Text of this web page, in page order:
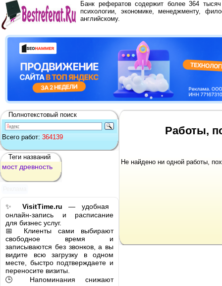
Банк рефератов содержит более 364
психологии, экономике, менеджменту,
английскому.
Полнотекстовый поиск
Всего работ: 364139
Теги названий
мост древность
✨ VisitTime.ru — удобная
онлайн-запись и расписание
для бизнес услуг.
📅 Клиенты сами выбирают
свободное время и
записываются без звонков, а вы
видите всю загрузку в одном
месте, быстро подтверждаете и
переносите визиты.
🕒 Напоминания снижают
Работы,
Не найдено ни одной работы,